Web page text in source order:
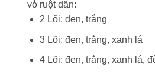
vỏ ruột dẫn:
2 Lõi: đen, trắng
3 Lõi: đen, trắng, xanh lá
4 Lõi: đen, trắng, xanh lá,